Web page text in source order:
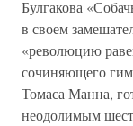
Булгакова
в своем
«революцию
сочиняющего
Томаса Манна,
неодолимым